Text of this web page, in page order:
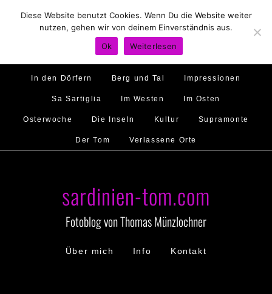
Hirtenland Traumstrände Feste feiern
Golfo di Orosei Im Norden
Murales Ambiente
In den Dörfern Berg und Tal Impressionen
Sa Sartiglia Im Westen Im Osten
Osterwoche Die Inseln Kultur Supramonte
Der Tom Verlassene Orte
sardinien-tom.com
Fotoblog von Thomas Münzlochner
Über mich Info Kontakt
Diese Website benutzt Cookies. Wenn Du die Website weiter
nutzen, gehen wir von deinem Einverständnis aus.
Ok
Weiterlesen